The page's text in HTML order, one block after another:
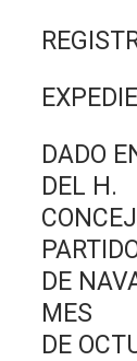
DADO
DEL H.
DE
MES
DE